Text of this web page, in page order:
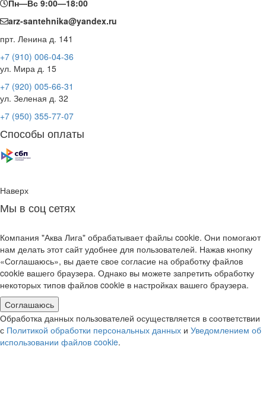
Пн—Вс 9:00—18:00
arz-santehnika@yandex.ru
прт. Ленина д. 141
+7 (910) 006-04-36
ул. Мира д. 15
+7 (920) 005-66-31
ул. Зеленая д. 32
+7 (950) 355-77-07
Способы оплаты
Наверх
Мы в соц сетях
Компания "Аква Лига" обрабатывает файлы cookie. Они помогают
нам делать этот сайт удобнее для пользователей. Нажав кнопку
«Соглашаюсь», вы даете свое согласие на обработку файлов
cookie вашего браузера. Однако вы можете запретить обработку
некоторых типов файлов cookie в настройках вашего браузера.
Соглашаюсь
Обработка данных пользователей осуществляется в соответствии
с Политикой обработки персональных данных и Уведомлением об
использовании файлов cookie.